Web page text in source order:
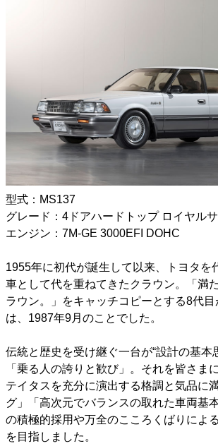
型式：MS137
グレード：4ドアハードトップ ロイヤル
エンジン：7M-GE 3000EFI DOHC
1955年に初代が誕生して以来、トヨタを
車として代を重ねてきたクラウン。「満
ラウン。」をキャッチコピーとする8代
は、1987年9月のことでした。
伝統と歴史を受け継ぐ一台が“設計の基本
「乗る人の誇りと歓び」。それを皆さま
テイタスを充分に演出する格調と気品に
グ」「高次元でバランスの取れた車両基
の積極的採用や万全のこころくばりによ
を目指しました。